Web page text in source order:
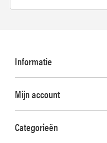
Informatie
Mijn account
Categorieën